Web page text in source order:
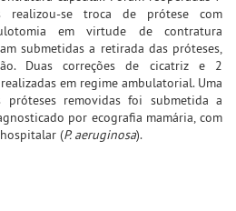
realizou-se troca de prótese com
em virtude de contratura
submetidas a retirada das próteses,
Duas correções de cicatriz e 2
em regime ambulatorial. Uma
removidas foi submetida a
por ecografia mamária, com
(P. aeruginosa).